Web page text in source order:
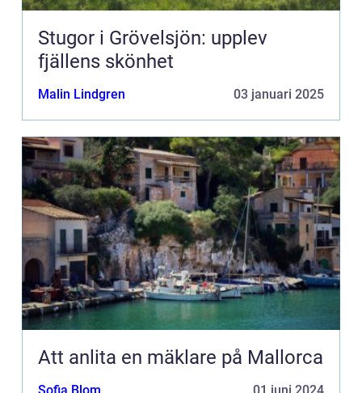
Stugor i Grövelsjön: upplev
fjällens skönhet
Malin Lindgren 03 januari 2025
Att anlita en mäklare på Mallorca